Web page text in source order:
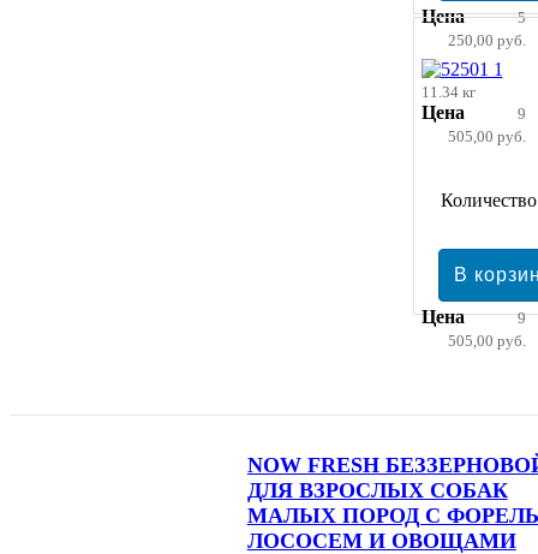
Цена
5
250,00 руб.
11.34 кг
Цена
9
505,00 руб.
Цена
9
505,00 руб.
NOW FRESH
ДЛЯ ВЗРОСЛЫХ СОБАК
МАЛЫХ ПОРОД С
ЛОСОСЕМ И ОВОЩАМИ